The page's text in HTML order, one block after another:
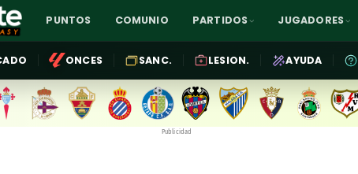
PUNTOS COMUNIO PARTIDOS JUGADORES
ONCES SANC. LESION. AYUDA
Publicidad